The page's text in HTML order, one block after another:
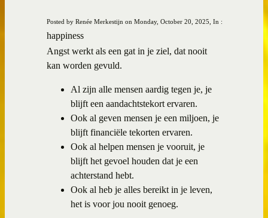
Posted by Renée Merkestijn on Monday, October 20, 2025, In :
happiness
Angst werkt als een gat in je ziel, dat nooit
kan worden gevuld.
Al zijn alle mensen aardig tegen je, je
blijft een aandachtstekort ervaren.
Ook al geven mensen je een miljoen, je
blijft financiële tekorten ervaren.
Ook al helpen mensen je vooruit, je
blijft het gevoel houden dat je een
achterstand hebt.
Ook al heb je alles bereikt in je leven,
het is voor jou nooit genoeg.